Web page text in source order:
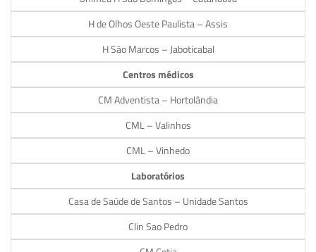
H de Olhos Oeste Paulista – Assis
H São Marcos – Jaboticabal
Centros médicos
CM Adventista – Hortolândia
CML – Valinhos
CML – Vinhedo
Laboratórios
Casa de Saúde de Santos – Unidade Santos
Clin Sao Pedro